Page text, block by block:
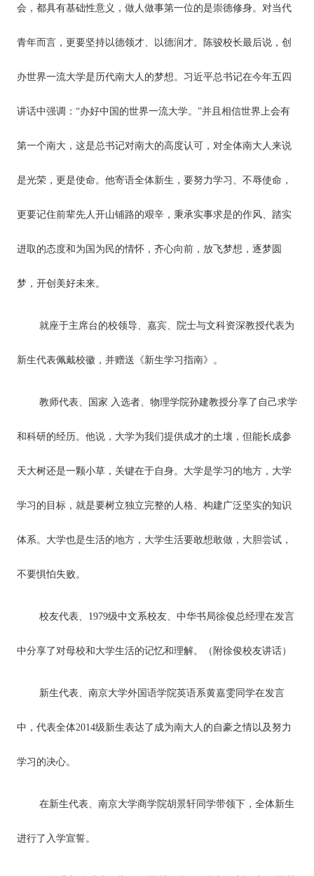
会，都具有基础性意义，做人做事第一位的是崇德修身。对当代
青年而言，更要坚持以德领才、以德润才。陈骏校长最后说，创
办世界一流大学是历代南大人的梦想。习近平总书记在今年五四
讲话中强调：“办好中国的世界一流大学。”并且相信世界上会有
第一个南大，这是总书记对南大的高度认可，对全体南大人来说
是光荣，更是使命。他寄语全体新生，要努力学习、不辱使命，
更要记住前辈先人开山铺路的艰辛，秉承实事求是的作风、踏实
进取的态度和为国为民的情怀，齐心向前，放飞梦想，逐梦圆
梦，开创美好未来。
就座于主席台的校领导、嘉宾、院士与文科资深教授代表为
新生代表佩戴校徽，并赠送《新生学习指南》。
教师代表、国家 入选者、物理学院孙建教授分享了自己求学
和科研的经历。他说，大学为我们提供成才的土壤，但能长成参
天大树还是一颗小草，关键在于自身。大学是学习的地方，大学
学习的目标，就是要树立独立完整的人格、构建广泛坚实的知识
体系。大学也是生活的地方，大学生活要敢想敢做，大胆尝试，
不要惧怕失败。
校友代表、1979级中文系校友、中华书局徐俊总经理在发言
中分享了对母校和大学生活的记忆和理解。（附徐俊校友讲话）
新生代表、南京大学外国语学院英语系黄嘉雯同学在发言
中，代表全体2014级新生表达了成为南大人的自豪之情以及努力
学习的决心。
在新生代表、南京大学商学院胡景轩同学带领下，全体新生
进行了入学宣誓。